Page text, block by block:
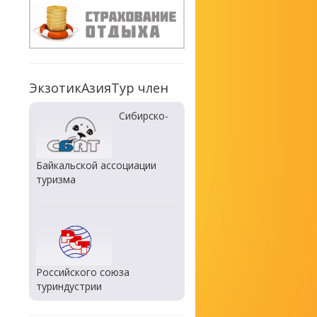
ЭкзотикАзияТур член
Сибирско-
Байкальской ассоциации
туризма
Российского союза
туриндустрии